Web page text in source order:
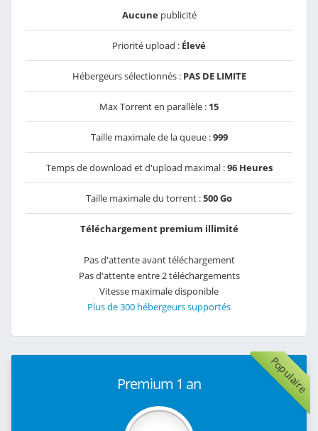
Aucunepublicité
Priorité upload : Élevé
Hébergeurs sélectionnés : PAS DE LIMITE
Max Torrent en parallèle : 15
Taille maximale de la queue :999
Temps de download et d'upload maximal :96 Heures
Taille maximale du torrent :500 Go
Téléchargement premium illimité
Pas d'attente avant téléchargement
Pas d'attente entre 2 téléchargements
Vitesse maximale disponible
Plus de 300 hébergeurs supportés
Populaire
Premium 1 an